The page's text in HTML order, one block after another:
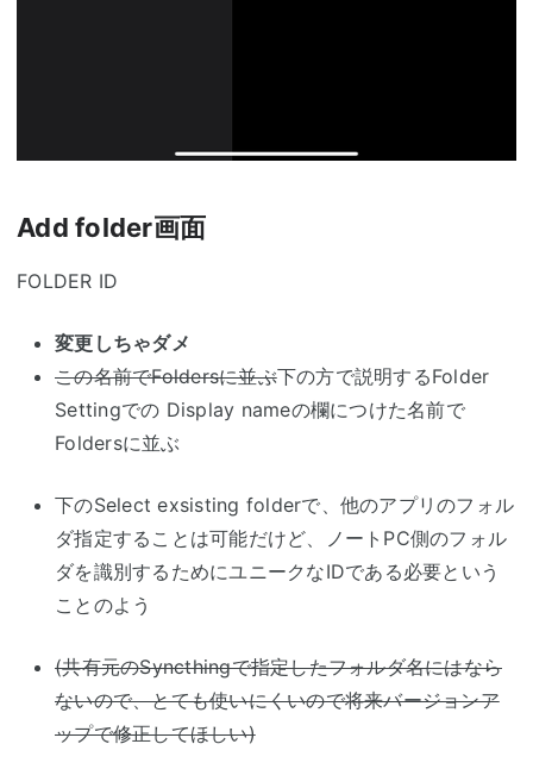
Add folder画面
FOLDER ID
変更しちゃダメ
この名前でFoldersに並ぶ下の方で説明するFolder
Settingでの Display nameの欄につけた名前で
Foldersに並ぶ
下のSelect exsisting folderで、他のアプリのフォル
ダ指定することは可能だけど、ノートPC側のフォル
ダを識別するためにユニークなIDである必要という
ことのよう
(共有元のSyncthingで指定したフォルダ名にはなら
ないので、とても使いにくいので将来バージョンア
ップで修正してほしい)